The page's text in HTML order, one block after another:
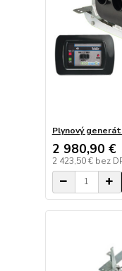
Plynový
2 980,90 €
2 423,50 € bez